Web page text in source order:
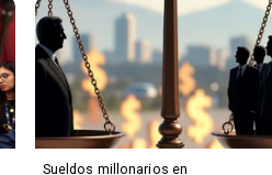
Sueldos millonarios en